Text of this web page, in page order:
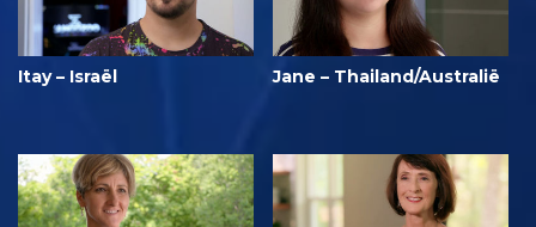
Itay – Israël Jane – Thailand/Australië